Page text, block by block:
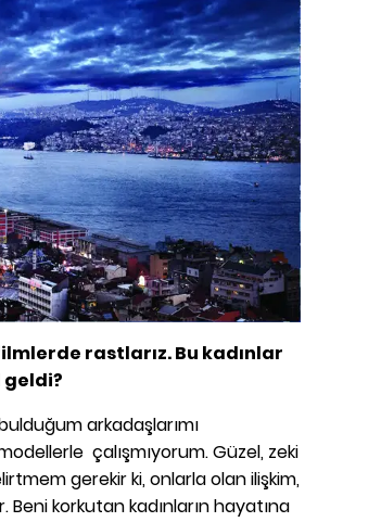
rastlarız. Bu kadınlar
geldi?
arkadaşlarımı
çalışmıyorum. Güzel, zeki
gerekir ki, onlarla olan ilişkim,
korkutan kadınların hayatına